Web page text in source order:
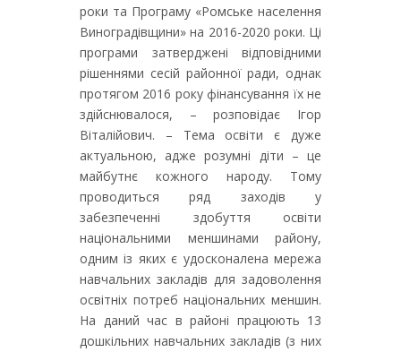
роки та Програму «Ромське населення
Виноградівщини» на 2016-2020 роки. Ці
програми затверджені відповідними
рішеннями сесій районної ради, однак
протягом 2016 року фінансування їх не
здійснювалося, – розповідає Ігор
Віталійович. – Тема освіти є дуже
актуальною, адже розумні діти – це
майбутнє кожного народу. Тому
проводиться ряд заходів у
забезпеченні здобуття освіти
національними меншинами району,
одним із яких є удосконалена мережа
навчальних закладів для задоволення
освітніх потреб національних меншин.
На даний час в районі працюють 13
дошкільних навчальних закладів (з них